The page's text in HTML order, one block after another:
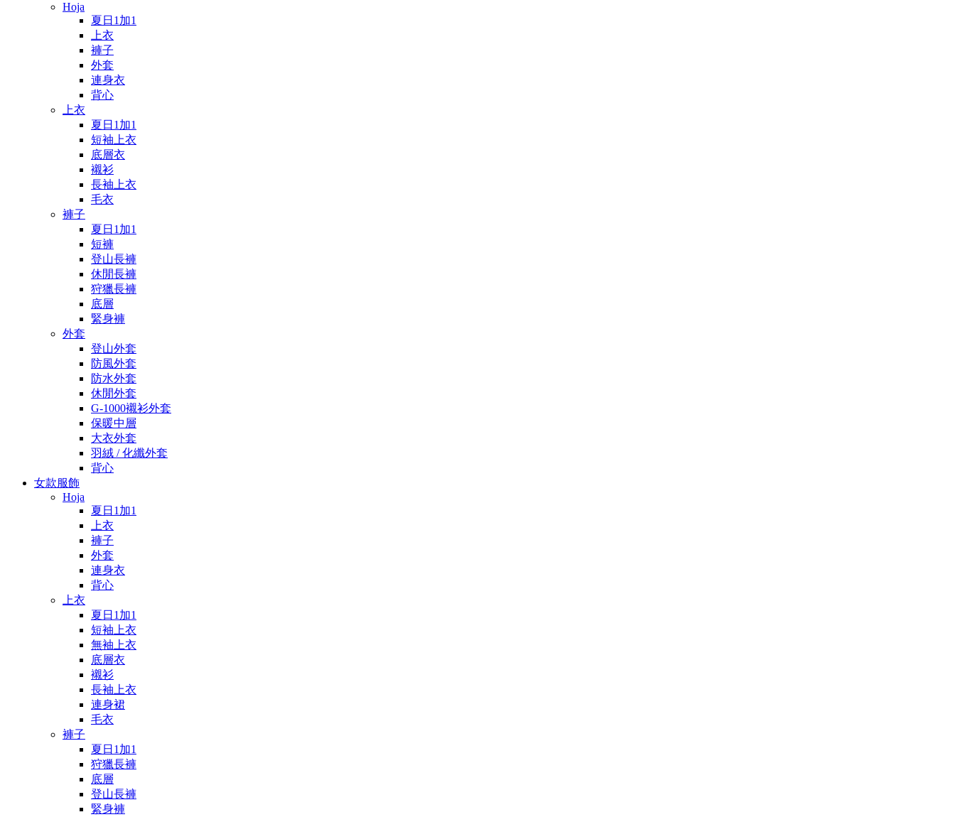
Hoja
夏日1加1
上衣
褲子
外套
連身衣
背心
上衣
夏日1加1
短袖上衣
底層衣
襯衫
長袖上衣
毛衣
褲子
夏日1加1
短褲
登山長褲
休閒長褲
狩獵長褲
底層
緊身褲
外套
登山外套
防風外套
防水外套
休閒外套
G-1000襯衫外套
保暖中層
大衣外套
羽絨 / 化纖外套
背心
女款服飾
Hoja
夏日1加1
上衣
褲子
外套
連身衣
背心
上衣
夏日1加1
短袖上衣
無袖上衣
底層衣
襯衫
長袖上衣
連身裙
毛衣
褲子
夏日1加1
狩獵長褲
底層
登山長褲
緊身褲